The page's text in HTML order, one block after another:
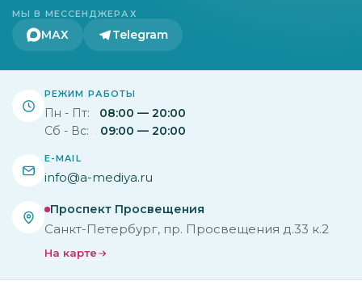
МЫ В МЕССЕНДЖЕРАХ
МАХ Telegram
РЕЖИМ РАБОТЫ
Пн - Пт:
08:00 — 20:00
Сб - Вс:
09:00 — 20:00
E-MAIL
info@a-mediya.ru
Проспект Просвещения
Санкт-Петербург, пр. Просвещения д.33 к.2
На карте